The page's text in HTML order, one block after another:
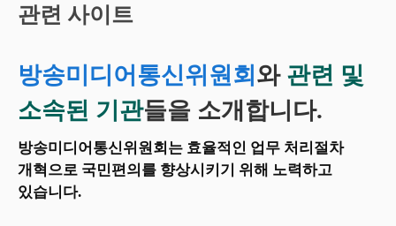
시
작
관련 사이트
방송미디어통신위원회 와 관련 및
소속된 기관들을 소개합니다.
방송미디어통신위원회는 효율적인 업무 처리절차
개혁으로 국민편의를 향상시키기 위해 노력하고
있습니다.